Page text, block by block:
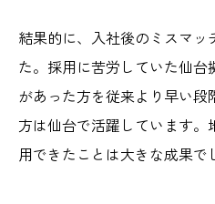
結果的に、入社後のミスマッ
た。採用に苦労していた仙
があった方を従来より 早い段
方は仙台で活躍しています
用できたことは大きな成果で